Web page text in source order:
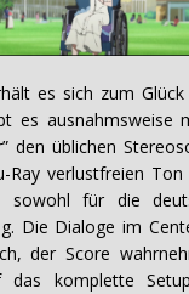
es sich zum
es ausnahmsweise
den üblichen
Ray verlustfreien
sowohl für die
Die Dialoge im
der Score
das komplette